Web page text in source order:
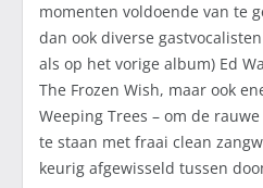
momenten voldoende van te
dan ook diverse
als op het vorige album) Ed
The Frozen Wish, maar ook
Weeping Trees – om de
te staan met fraai clean
keurig afgewisseld tussen